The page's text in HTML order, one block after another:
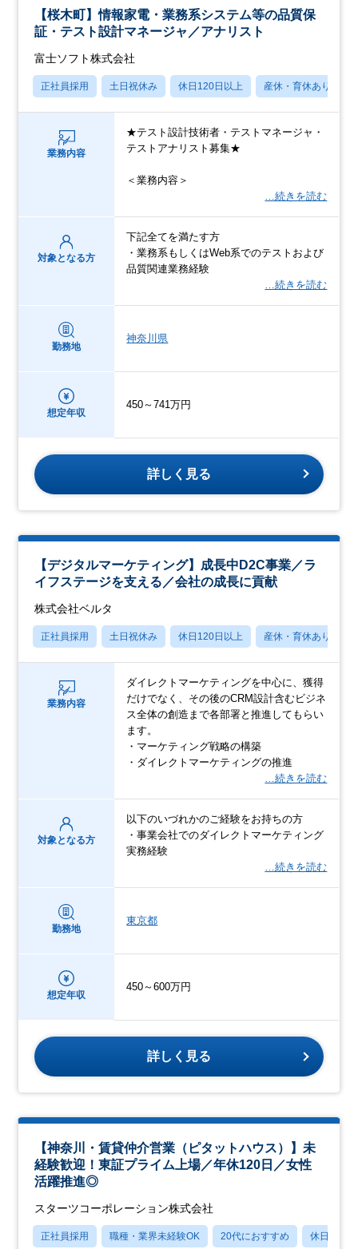
【桜木町】情報家電・業務系システム等の品質保
証・テスト設計マネージャ／アナリスト
富士ソフト株式会社
正社員採用 土日祝休み 休日120日以上 産休・育休あり
業務内容
★テスト設計技術者・テストマネージャ・
テストアナリスト募集★
＜業務内容＞
…続きを読む
対象となる方
下記全てを満たす方
・業務系もしくはWeb系でのテストおよび
品質関連業務経験
…続きを読む
勤務地
神奈川県
想定年収
450～741万円
詳しく見る
【デジタルマーケティング】成長中D2C事業／ラ
イフステージを支える／会社の成長に貢献
株式会社ベルタ
正社員採用 土日祝休み 休日120日以上 産休・育休あり
業務内容
ダイレクトマーケティングを中心に、獲得
だけでなく、その後のCRM設計含むビジネ
ス全体の創造まで各部署と推進してもらい
ます。
・マーケティング戦略の構築
・ダイレクトマーケティングの推進
…続きを読む
対象となる方
以下のいづれかのご経験をお持ちの方
・事業会社でのダイレクトマーケティング
実務経験
…続きを読む
勤務地
東京都
想定年収
450～600万円
詳しく見る
【神奈川・賃貸仲介営業（ピタットハウス）】未
経験歓迎！東証プライム上場／年休120日／女性
活躍推進◎
スターツコーポレーション株式会社
正社員採用 職種・業界未経験OK 20代におすすめ 休日120日